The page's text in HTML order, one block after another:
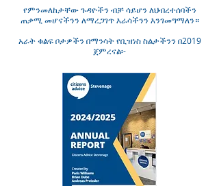
የምንመለከታቸው ጉዳዮችን ብቻ ሳይሆን ለህብረተሰባችን
ጠቃሚ መሆናችንን ለማረጋገጥ እራሳችንን እንገመግማለን።
አራት ቁልፍ ቦታዎችን በማንሳት የቢዝነስ ስልታችንን በ2019
ጀምረናል፡-